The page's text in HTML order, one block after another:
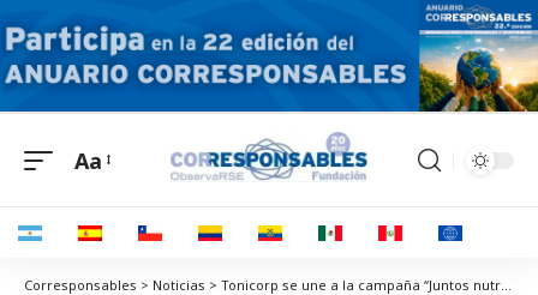
Aa
Corresponsables > Noticias > Tonicorp se une a la campaña “Juntos nutrimos el futuro” para combatir el hambre en Ecuador